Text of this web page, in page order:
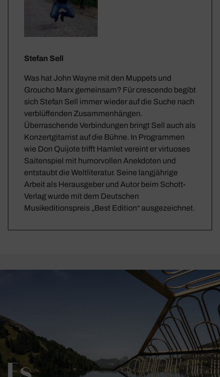
Stefan Sell
Was hat John Wayne mit den Muppets und
Groucho Marx gemeinsam? Für crescendo begibt
sich Stefan Sell immer wieder auf die Suche nach
verblüffenden Zusammenhängen.
Überraschende Verbindungen bringt Sell auch als
Konzertgitarrist auf die Bühne. In Programmen
wie Don Quijote trifft Hamlet vereint er virtuoses
Saitenspiel mit humorvollen Anekdoten und
entstaubt die Weltliteratur. Seine langjährige
Arbeit als Herausgeber und Autor beim Schott-
Verlag wurde mit dem Deutschen
Musikeditionspreis „Best Edition“ ausgezeichnet.